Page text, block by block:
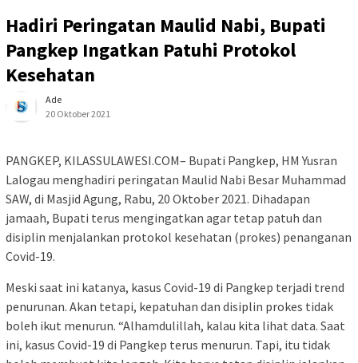
Hadiri Peringatan Maulid Nabi, Bupati
Pangkep Ingatkan Patuhi Protokol
Kesehatan
Ade
20 Oktober 2021
PANGKEP, KILASSULAWESI.COM– Bupati Pangkep, HM Yusran
Lalogau menghadiri peringatan Maulid Nabi Besar Muhammad
SAW, di Masjid Agung, Rabu, 20 Oktober 2021. Dihadapan
jamaah, Bupati terus mengingatkan agar tetap patuh dan
disiplin menjalankan protokol kesehatan (prokes) penanganan
Covid-19.
Meski saat ini katanya, kasus Covid-19 di Pangkep terjadi trend
penurunan. Akan tetapi, kepatuhan dan disiplin prokes tidak
boleh ikut menurun. “Alhamdulillah, kalau kita lihat data. Saat
ini, kasus Covid-19 di Pangkep terus menurun. Tapi, itu tidak